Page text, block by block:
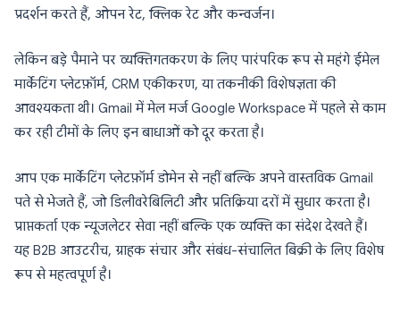
प्रदर्शन करते हैं, ओपन रेट, क्लिक रेट और कन्वर्जन।
लेकिन बड़े पैमाने पर व्यक्तिगतकरण के लिए पारंपरिक रूप से महंगे ईमेल
मार्केटिंग प्लेटफ़ॉर्म, CRM एकीकरण, या तकनीकी विशेषज्ञता की
आवश्यकता थी। Gmail में मेल मर्ज Google Workspace में पहले से काम
कर रही टीमों के लिए इन बाधाओं को दूर करता है।
आप एक मार्केटिंग प्लेटफ़ॉर्म डोमेन से नहीं बल्कि अपने वास्तविक Gmail
पते से भेजते हैं, जो डिलीवरेबिलिटी और प्रतिक्रिया दरों में सुधार करता है।
प्राप्तकर्ता एक न्यूजलेटर सेवा नहीं बल्कि एक व्यक्ति का संदेश देखते हैं।
यह B2B आउटरीच, ग्राहक संचार और संबंध-संचालित बिक्री के लिए विशेष
रूप से महत्वपूर्ण है।